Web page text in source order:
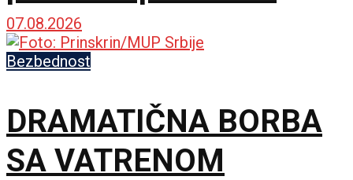
07.08.2026
Bezbednost
DRAMATIČNA BORBA
SA VATRENOM